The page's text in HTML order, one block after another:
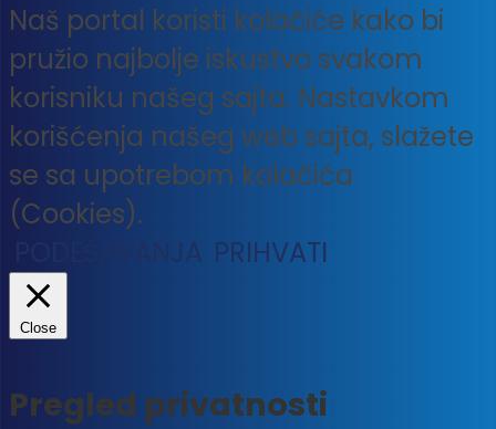
Naš portal koristi kolačiće kako bi
pružio najbolje iskustvo svakom
korisniku našeg sajta. Nastavkom
korišćenja našeg web sajta, slažete
se sa upotrebom kolačića
(Cookies).
PODEŠAVANJA PRIHVATI
Close
Pregled privatnosti